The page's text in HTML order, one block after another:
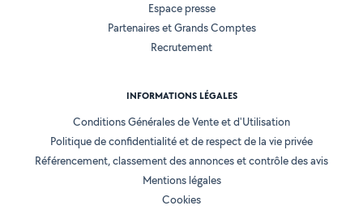
Espace presse
Partenaires et Grands Comptes
Recrutement
INFORMATIONS LÉGALES
Conditions Générales de Vente et d'Utilisation
Politique de confidentialité et de respect de la vie privée
Référencement, classement des annonces et contrôle des avis
Mentions légales
Cookies